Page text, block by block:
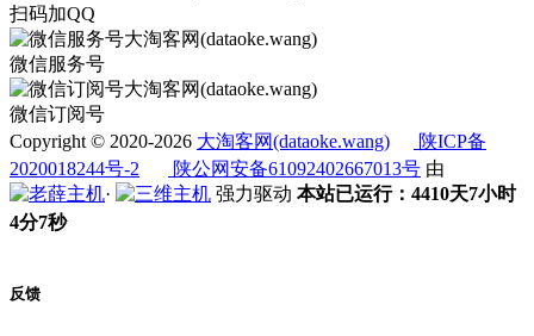
扫码加QQ
微信服务号
微信订阅号
Copyright © 2020-2026 大淘客网(dataoke.wang)
陕ICP备
2020018244号-2
陕公网安备61092402667013号 由
·
强力驱动 本站已运行：4410天7小时
4分8秒
反馈